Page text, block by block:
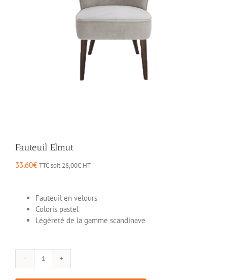
Fauteuil Elmut
33,60€ TTC soit 28,00€ HT
Fauteuil en velours
Coloris pastel
Légèreté de la gamme scandinave
quantité